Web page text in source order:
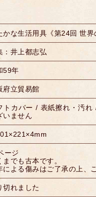
かな生活用具《第24回 世界
：井上都志弘
59年
府立貿易館
トカバー / 表紙擦れ・汚
いません
ージ
までも古本です。
による傷みはご了承の上、
切れました